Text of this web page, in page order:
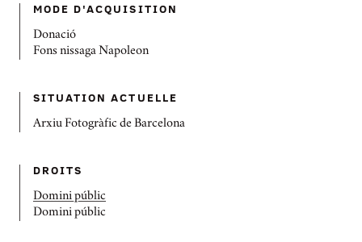
MODE D'ACQUISITION
Donació
Fons nissaga Napoleon
SITUATION ACTUELLE
Arxiu Fotogràfic de Barcelona
DROITS
Domini públic
Domini públic